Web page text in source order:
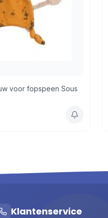
voor fopspeen Sous
Klantenservice